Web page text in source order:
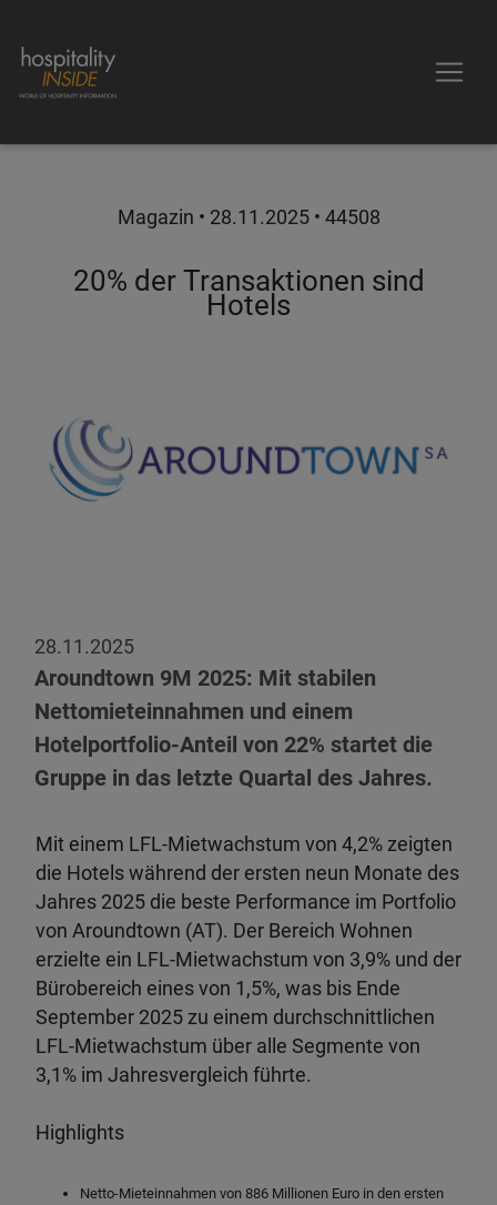
Magazin • 28.11.2025• 44508
20% der Transaktionen sind
Hotels
28.11.2025
Aroundtown 9M 2025: Mit stabilen
Nettomieteinnahmen und einem
Hotelportfolio-Anteil von 22% startet die
Gruppe in das letzte Quartal des Jahres.
Mit einem LFL-Mietwachstum von 4,2% zeigten
die Hotels während der ersten neun Monate des
Jahres 2025 die beste Performance im Portfolio
von Aroundtown (AT). Der Bereich Wohnen
erzielte ein LFL-Mietwachstum von 3,9% und der
Bürobereich eines von 1,5%, was bis Ende
September 2025 zu einem durchschnittlichen
LFL-Mietwachstum über alle Segmente von
3,1% im Jahresvergleich führte.
Highlights
Netto-Mieteinnahmen von 886 Millionen Euro in den ersten